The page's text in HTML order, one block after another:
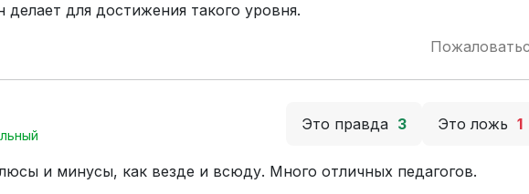
для достижения такого уровня.
Это правда 3 Это ложь 1
и минусы, как везде и всюду. Много отличных педагогов.